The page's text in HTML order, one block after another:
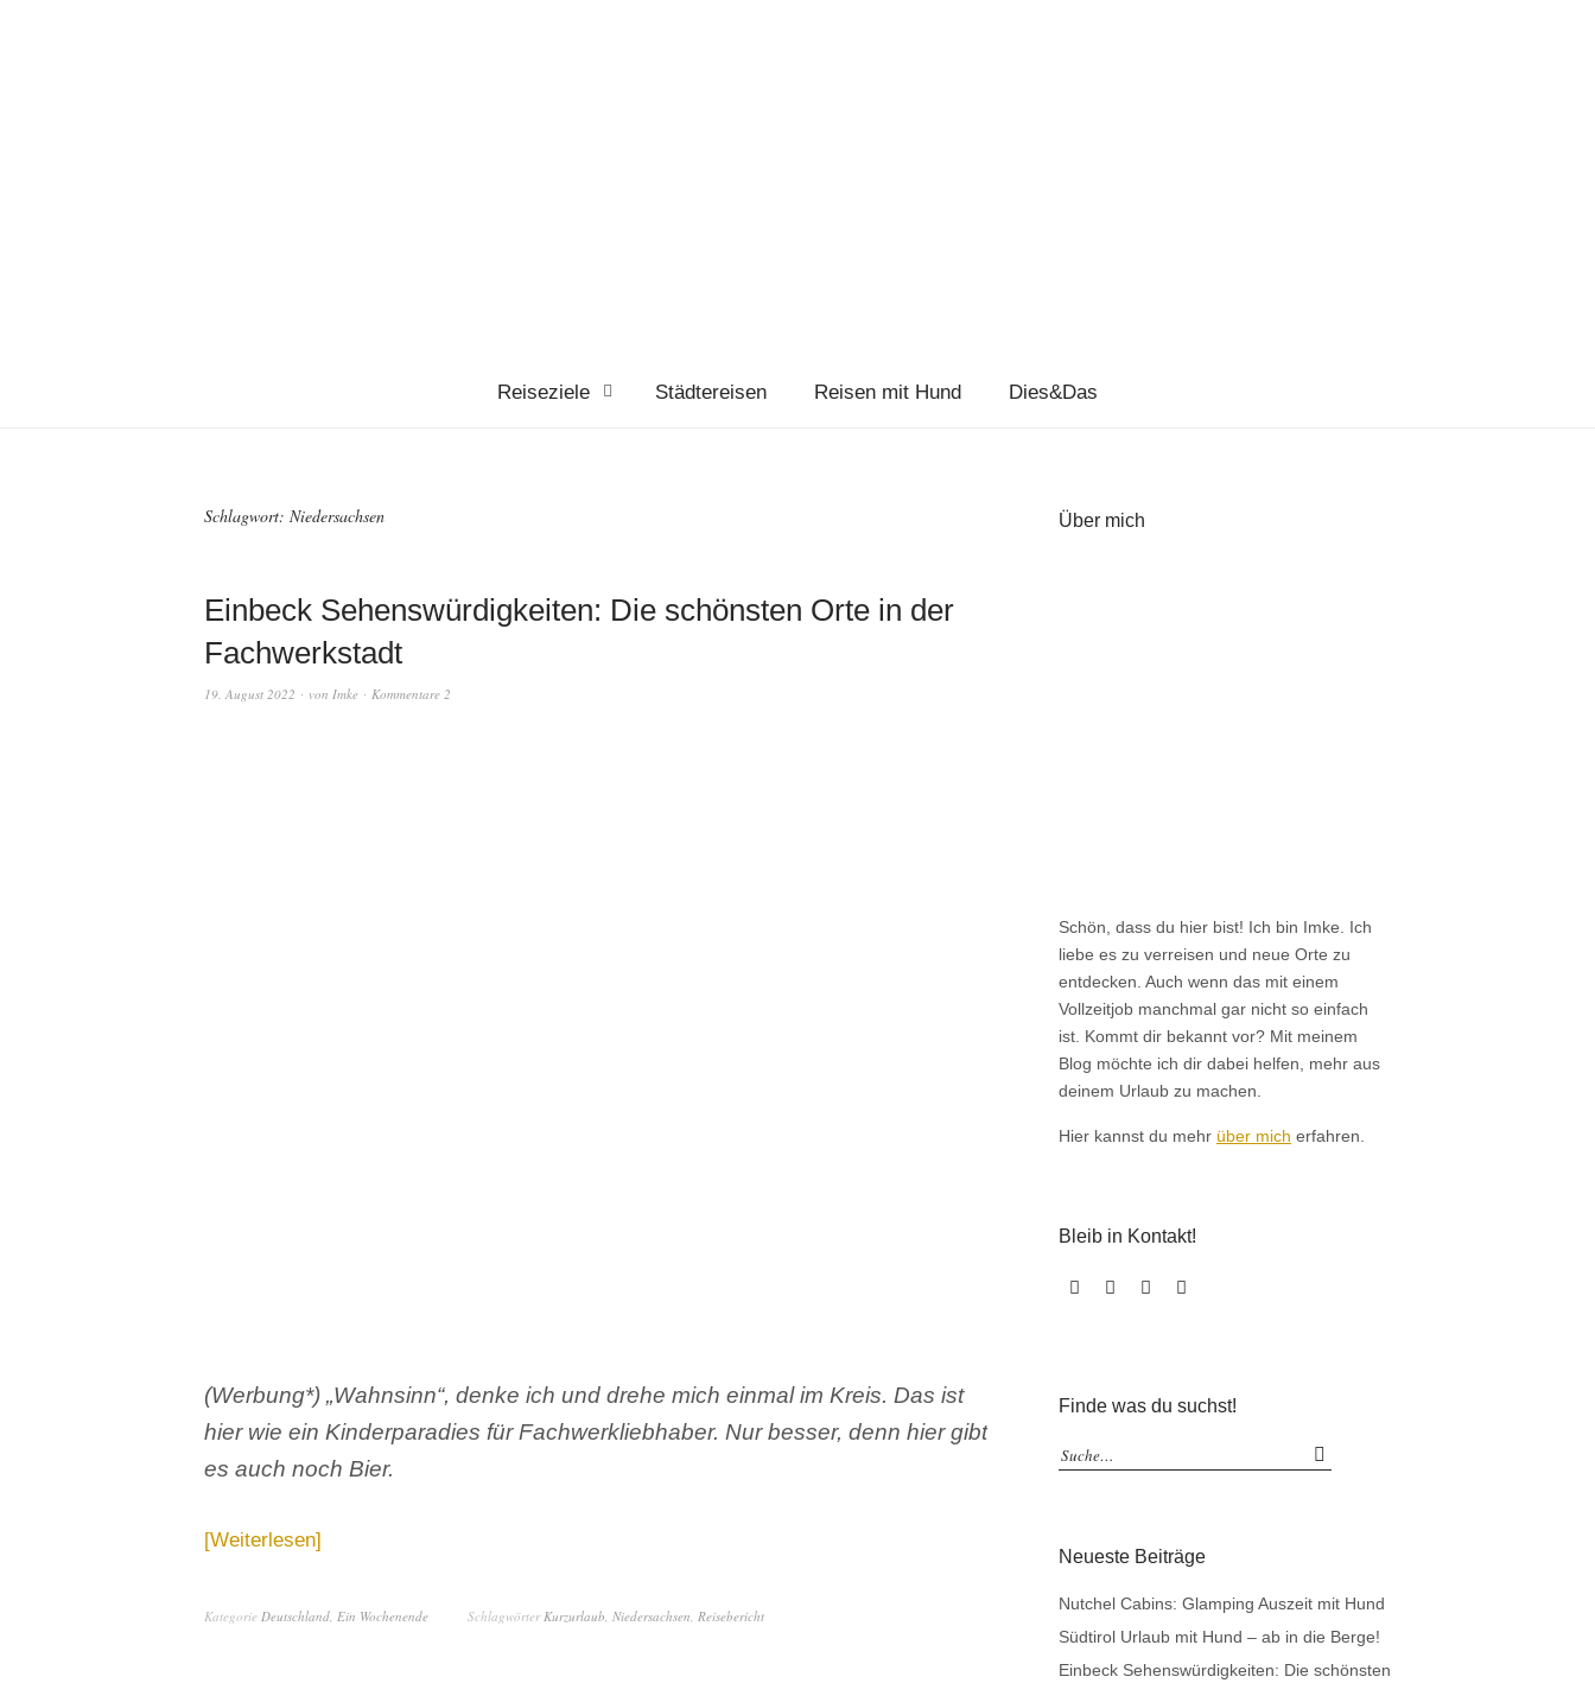
Reiseziele Städtereisen Reisen mit Hund Dies&Das
Schlagwort: Niedersachsen
Einbeck Sehenswürdigkeiten: Die schönsten Orte in der
Fachwerkstadt
19. August 2022 von Imke Kommentare 2
(Werbung*) „Wahnsinn“, denke ich und drehe mich einmal im Kreis. Das ist
hier wie ein Kinderparadies für Fachwerkliebhaber. Nur besser, denn hier gibt
es auch noch Bier.
Weiterlesen
Kategorie Deutschland, Ein Wochenende SchlagwörterKurzurlaub, Niedersachsen, Reisebericht
Über mich
Schön, dass du hier bist! Ich bin Imke. Ich
liebe es zu verreisen und neue Orte zu
entdecken. Auch wenn das mit einem
Vollzeitjob manchmal gar nicht so einfach
ist. Kommt dir bekannt vor? Mit meinem
Blog möchte ich dir dabei helfen, mehr aus
deinem Urlaub zu machen.
Hier kannst du mehr über mich erfahren.
Bleib in Kontakt!
Finde was du suchst!
Neueste Beiträge
Nutchel Cabins: Glamping Auszeit mit Hund
Südtirol Urlaub mit Hund – ab in die Berge!
Einbeck Sehenswürdigkeiten: Die schönsten